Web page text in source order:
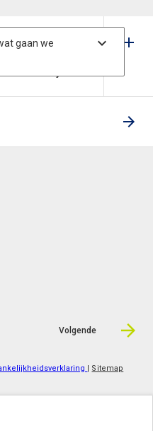
herkenbare
voor
publieke
de wijken
Volgende
Sitemap